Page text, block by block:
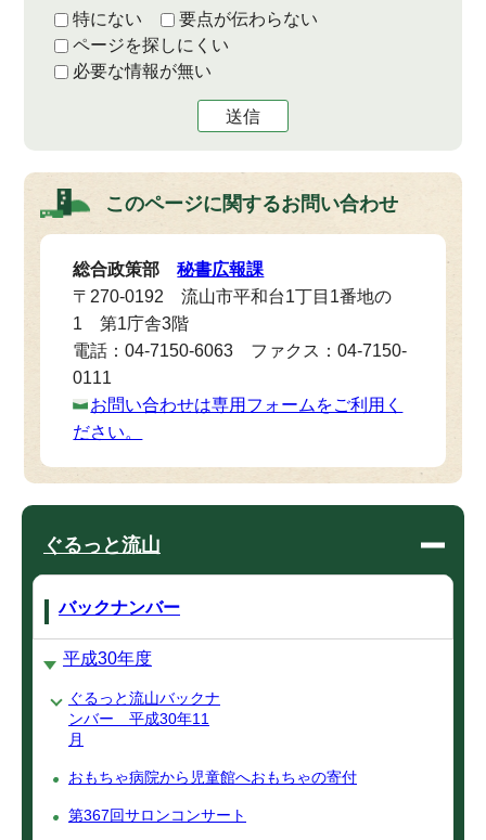
特にない
要点が伝わらない
ページを探しにくい
必要な情報が無い
送信
このページに関するお問い合わせ
総合政策部秘書広報課
〒270-0192 流山市平和台1丁目1番地の
1 第1庁舎3階
電話：04-7150-6063 ファクス：04-7150-
0111
お問い合わせは専用フォームをご利用く
ださい。
ぐるっと流山
バックナンバー
平成30年度
ぐるっと流山バックナ
ンバー 平成30年11
月
おもちゃ病院から児童館へおもちゃの寄付
第367回サロンコンサート